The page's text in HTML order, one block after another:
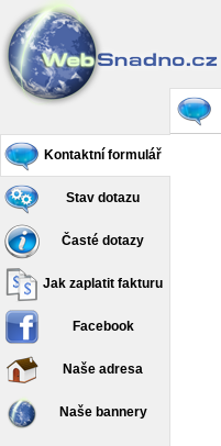
Kontaktní formulář
Stav dotazu
Časté dotazy
Jak zaplatit fakturu
Facebook
Naše adresa
Naše bannery